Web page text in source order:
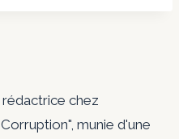
rédactrice chez
munie d'une